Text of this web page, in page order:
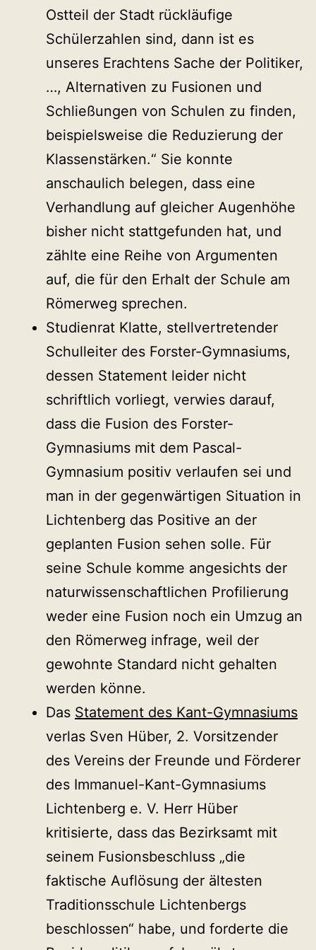
Ostteil der Stadt rückläufige
Schülerzahlen sind, dann ist es
unseres Erachtens Sache der Politiker,
…, Alternativen zu Fusionen und
Schließungen von Schulen zu finden,
beispielsweise die Reduzierung der
Klassenstärken.“ Sie konnte
anschaulich belegen, dass eine
Verhandlung auf gleicher Augenhöhe
bisher nicht stattgefunden hat, und
zählte eine Reihe von Argumenten
auf, die für den Erhalt der Schule am
Römerweg sprechen.
Studienrat Klatte, stellvertretender
Schulleiter des Forster-Gymnasiums,
dessen Statement leider nicht
schriftlich vorliegt, verwies darauf,
dass die Fusion des Forster-
Gymnasiums mit dem Pascal-
Gymnasium positiv verlaufen sei und
man in der gegenwärtigen Situation in
Lichtenberg das Positive an der
geplanten Fusion sehen solle. Für
seine Schule komme angesichts der
naturwissenschaftlichen Profilierung
weder eine Fusion noch ein Umzug an
den Römerweg infrage, weil der
gewohnte Standard nicht gehalten
werden könne.
Das Statement des Kant-Gymnasiums
verlas Sven Hüber, 2. Vorsitzender
des Vereins der Freunde und Förderer
des Immanuel-Kant-Gymnasiums
Lichtenberg e. V. Herr Hüber
kritisierte, dass das Bezirksamt mit
seinem Fusionsbeschluss „die
faktische Auflösung der ältesten
Traditionsschule Lichtenbergs
beschlossen“ habe, und forderte die